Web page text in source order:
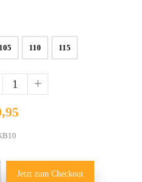
105 110 115
+
Jetzt zum Checkout